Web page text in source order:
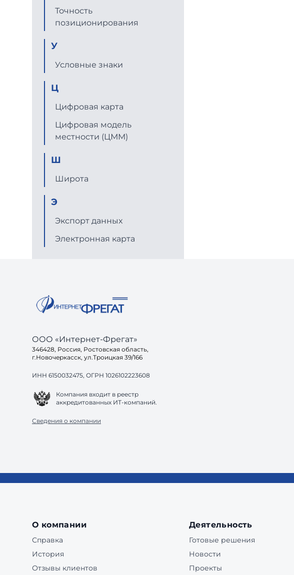
Точность
позиционирования
У
Условные знаки
Ц
Цифровая карта
Цифровая модель
местности (ЦММ)
Ш
Широта
Э
Экспорт данных
Электронная карта
ООО «Интернет-Фрегат»
346428, Россия, Ростовская область,
г.Новочеркасск, ул.Троицкая 39/166
ИНН 6150032475, ОГРН 1026102223608
Компания входит в реестр
аккредитованных ИТ-компаний.
Сведения о компании
О компании
Справка
История
Отзывы клиентов
Деятельность
Готовые решения
Новости
Проекты